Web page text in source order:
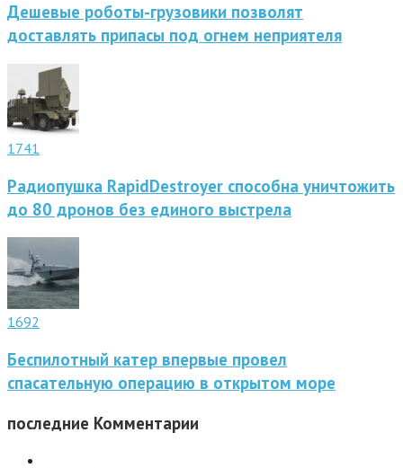
Дешевые роботы-грузовики позволят
доставлять припасы под огнем неприятеля
1741
Радиопушка RapidDestroyer способна уничтожить
до 80 дронов без единого выстрела
1692
Беспилотный катер впервые провел
спасательную операцию в открытом море
последние Комментарии